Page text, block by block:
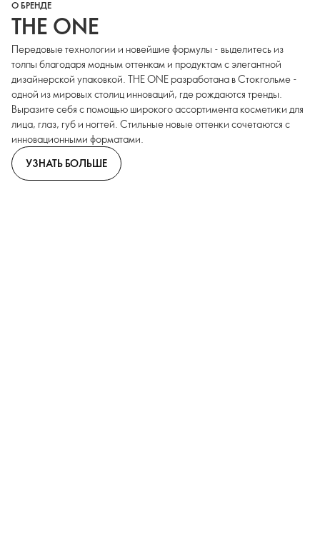
О БРЕНДЕ
THE ONE
Передовые технологии и новейшие формулы - выделитесь из
толпы благодаря модным оттенкам и продуктам с элегантной
дизайнерской упаковкой. THE ONE разработана в Стокгольме -
одной из мировых столиц инноваций, где рождаются тренды.
Выразите себя с помощью широкого ассортимента косметики для
лица, глаз, губ и ногтей. Стильные новые оттенки сочетаются с
инновационными форматами.
УЗНАТЬ БОЛЬШЕ